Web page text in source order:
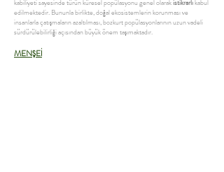
kabiliyeti sayesinde türün küresel popülasyonu genel olarakistikrarlıkabul
edilmektedir. Bununla birlikte, doğal ekosistemlerin korunması ve
insanlarla çatışmaların azaltılması, bozkurt popülasyonlarının uzun vadeli
sürdürülebilirliği açısından büyük önem taşımaktadır.
MENŞEİ